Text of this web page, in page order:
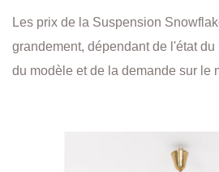
Les prix de la Suspension
grandement, dépendant de l'état
du modèle et de la demande sur le